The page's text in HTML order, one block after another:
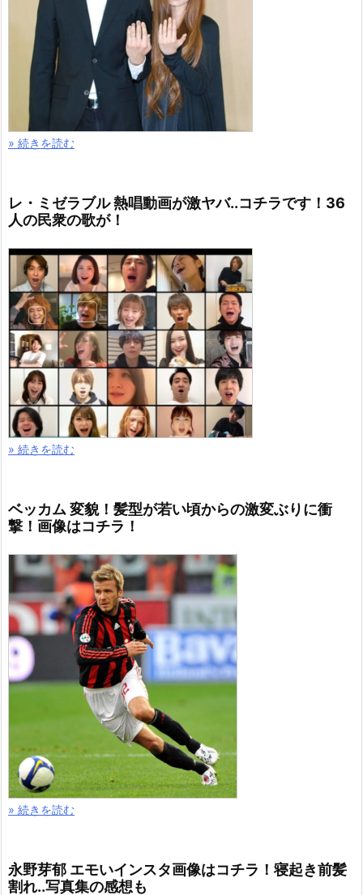
» 続きを読む
レ・ミゼラブル 熱唱動画が激ヤバ..コチラです！36
人の民衆の歌が！
» 続きを読む
ベッカム 変貌！髪型が若い頃からの激変ぶりに衝
撃！画像はコチラ！
» 続きを読む
永野芽郁 エモいインスタ画像はコチラ！寝起き前髪
割れ..写真集の感想も